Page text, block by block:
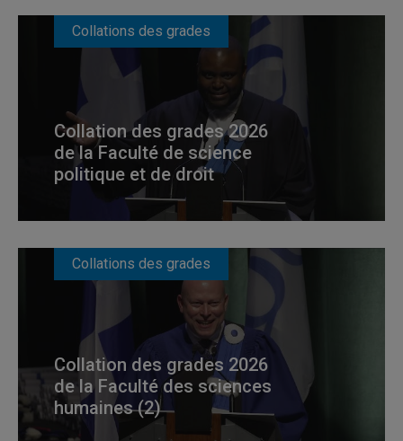
Collations des grades
Collation des grades 2026
de la Faculté de science
politique et de droit
Collations des grades
Collation des grades 2026
de la Faculté des sciences
humaines (2)